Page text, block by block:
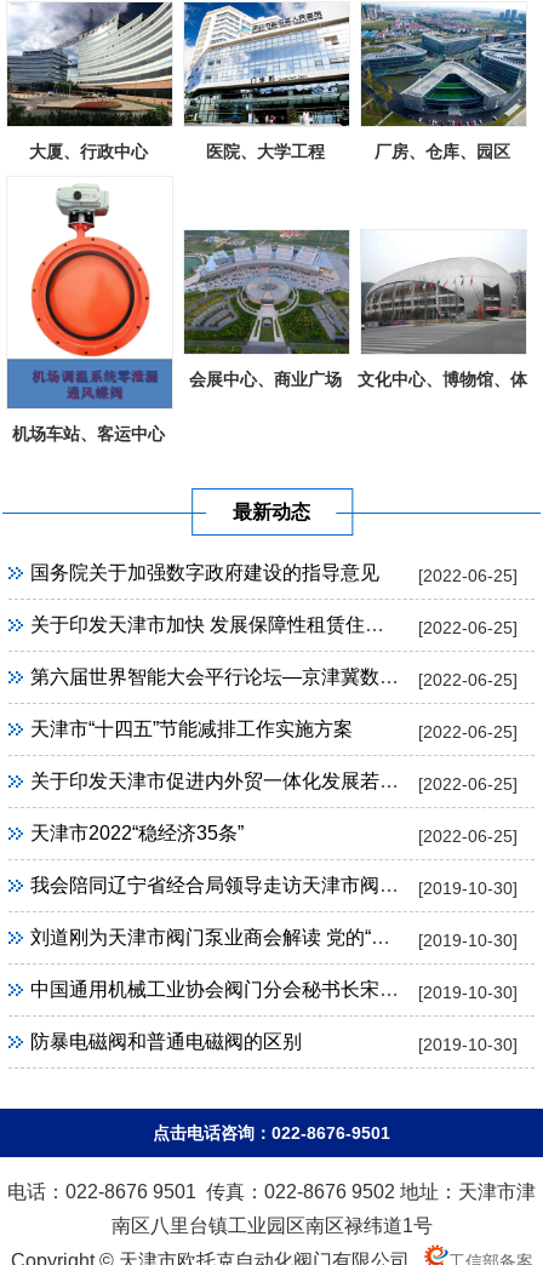
大厦、行政中心 医院、大学工程 厂房、仓库、园区
机场车站、客运中心
会展中心、商业广场
文化中心、博物馆、体
最新动态
[2022-06-25]
国务院关于加强数字政府建设的指导意见
[2022-06-25]
关于印发天津市加快 发展保障性租赁住房实施方案的通知
[2022-06-25]
第六届世界智能大会平行论坛—京津冀数字经济联盟成立大会暨京津冀数字产业高峰论坛
[2022-06-25]
天津市“十四五”节能减排工作实施方案
[2022-06-25]
关于印发天津市促进内外贸一体化发展若干措施的通知
[2022-06-25]
天津市2022“稳经济35条”
[2019-10-30]
我会陪同辽宁省经合局领导走访天津市阀门泵业商会
[2019-10-30]
刘道刚为天津市阀门泵业商会解读 党的“十九大”精神
[2019-10-30]
中国通用机械工业协会阀门分会秘书长宋银立一行到天津市阀门泵业商会调研
[2019-10-30]
防暴电磁阀和普通电磁阀的区别
点击电话咨询：022-8676-9501
电话：022-8676 9501 传真：022-8676 9502 地址：天津市津
南区八里台镇工业园区南区禄纬道1号